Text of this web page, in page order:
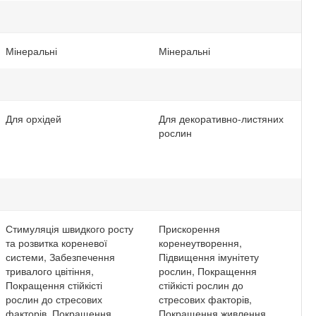
Мінеральні Мінеральні
Для орхідей
Для декоративно-листяних
рослин
Стимуляція швидкого росту
та розвитка кореневої
системи, Забезпечення
тривалого цвітіння,
Покращення стійкісті
рослин до стресових
Прискорення
коренеутворення,
Підвищення імунітету
рослин, Покращення
стійкісті рослин до
стресових факторів,